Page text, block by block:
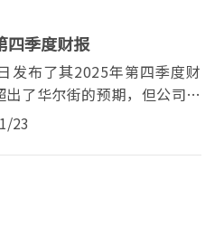
四季度财报
发布了其2025年第四季度财
了华尔街的预期，但公司对
23